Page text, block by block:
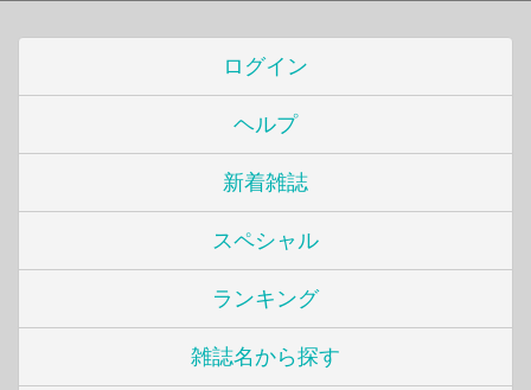
ログイン
ヘルプ
新着雑誌
スペシャル
ランキング
雑誌名から探す